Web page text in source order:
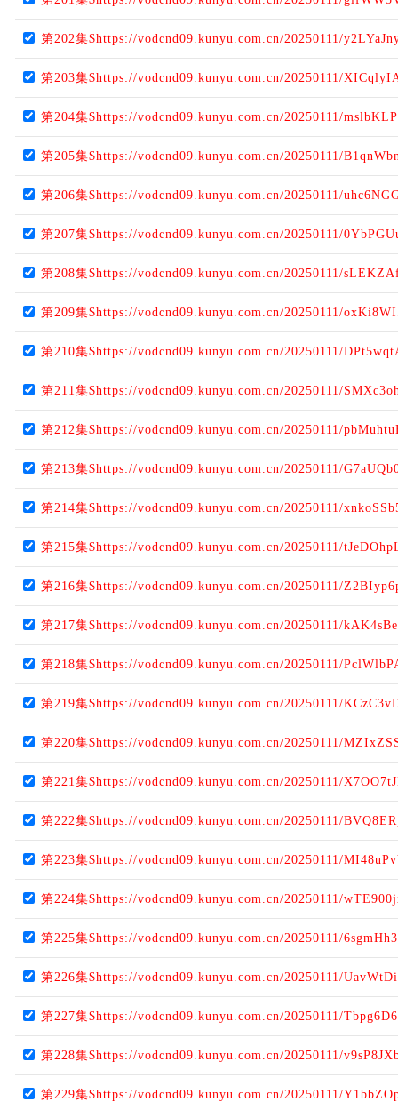
第202集$https://vodcnd09.kunyu.com.cn/20250111/
第203集$https://vodcnd09.kunyu.com.cn/20250111/
第204集$https://vodcnd09.kunyu.com.cn/20250111/
第205集$https://vodcnd09.kunyu.com.cn/20250111/
第206集$https://vodcnd09.kunyu.com.cn/20250111/
第207集$https://vodcnd09.kunyu.com.cn/20250111/
第208集$https://vodcnd09.kunyu.com.cn/20250111/
第209集$https://vodcnd09.kunyu.com.cn/20250111/
第210集$https://vodcnd09.kunyu.com.cn/20250111/
第211集$https://vodcnd09.kunyu.com.cn/20250111/
第212集$https://vodcnd09.kunyu.com.cn/20250111/
第213集$https://vodcnd09.kunyu.com.cn/20250111/
第214集$https://vodcnd09.kunyu.com.cn/20250111/
第215集$https://vodcnd09.kunyu.com.cn/20250111/
第216集$https://vodcnd09.kunyu.com.cn/20250111/
第217集$https://vodcnd09.kunyu.com.cn/20250111/
第218集$https://vodcnd09.kunyu.com.cn/20250111/
第219集$https://vodcnd09.kunyu.com.cn/20250111/
第220集$https://vodcnd09.kunyu.com.cn/20250111/
第221集$https://vodcnd09.kunyu.com.cn/20250111/
第222集$https://vodcnd09.kunyu.com.cn/20250111/
第223集$https://vodcnd09.kunyu.com.cn/20250111/
第224集$https://vodcnd09.kunyu.com.cn/20250111/
第225集$https://vodcnd09.kunyu.com.cn/20250111/
第226集$https://vodcnd09.kunyu.com.cn/20250111/
第227集$https://vodcnd09.kunyu.com.cn/20250111/
第228集$https://vodcnd09.kunyu.com.cn/20250111/
第229集$https://vodcnd09.kunyu.com.cn/20250111/